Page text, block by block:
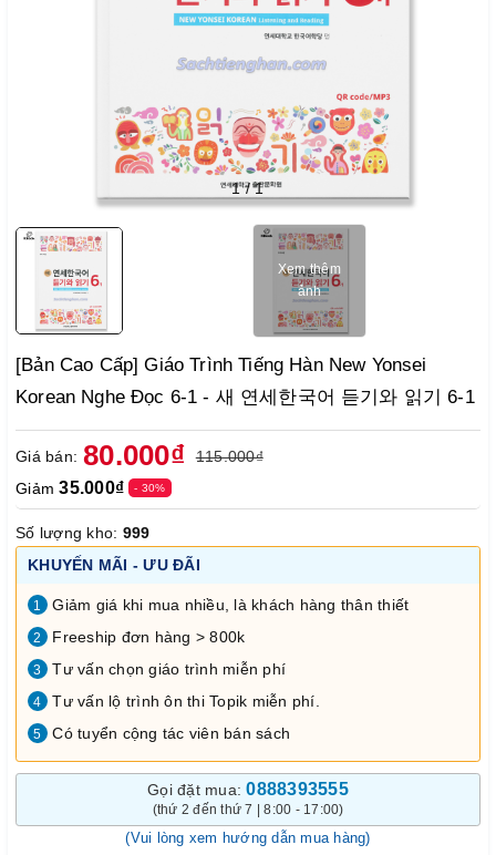
1/1
Xem thêm
ảnh
[Bản Cao Cấp] Giáo Trình Tiếng Hàn New Yonsei
Korean Nghe Đọc 6-1 - 새 연세한국어 듣기와 읽기 6-1
Giá bán: 80.000₫
115.000₫
Giảm35.000₫ - 30%
Số lượng kho: 999
KHUYẾN MÃI - ƯU ĐÃI
1 Giảm giá khi mua nhiều, là khách hàng thân thiết
2 Freeship đơn hàng > 800k
3 Tư vấn chọn giáo trình miễn phí
4 Tư vấn lộ trình ôn thi Topik miễn phí.
5 Có tuyển cộng tác viên bán sách
Gọi đặt mua:0888393555
(thứ 2 đến thứ 7 | 8:00 - 17:00)
(Vui lòng xem hướng dẫn mua hàng)